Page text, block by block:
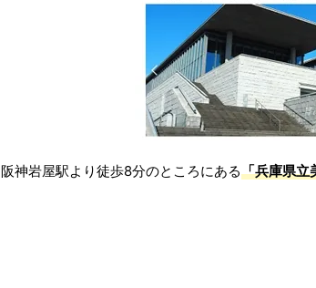
阪神岩屋駅より徒歩8分のところにある「兵庫県立